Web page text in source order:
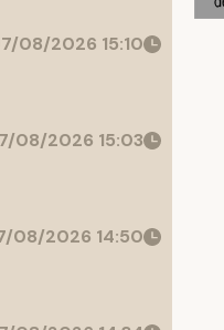
08/2026 15:10
08/2026 15:03
08/2026 14:50